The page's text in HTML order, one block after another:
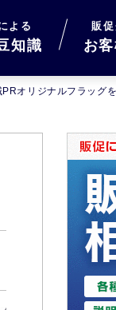
よる
知識
販
お
オリジナルフラッグを